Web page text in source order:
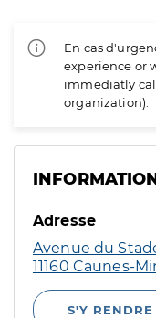
En cas
experience or
immediatly
organization).
Adresse
Avenue du
11160 Caunes-
S'Y RENDRE